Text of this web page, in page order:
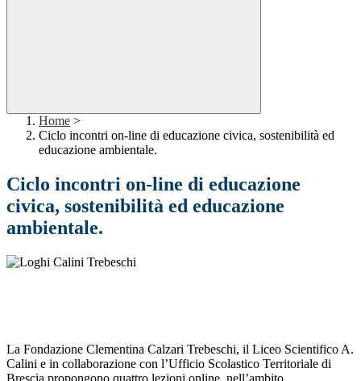
Home >
Ciclo incontri on-line di educazione civica, sostenibilità ed
educazione ambientale.
Ciclo incontri on-line di educazione
civica, sostenibilità ed educazione
ambientale.
La Fondazione Clementina Calzari Trebeschi, il Liceo Scientifico A.
Calini e in collaborazione con l’Ufficio Scolastico Territoriale di